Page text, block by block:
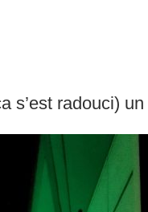
s’est radouci)